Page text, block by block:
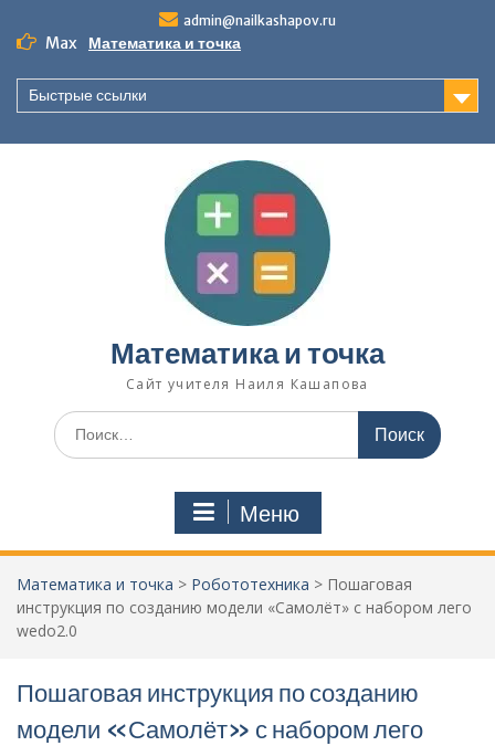
содержимому
admin@nailkashapov.ru
Max Математика и точка
Быстрые ссылки
Математика и точка
Сайт учителя Наиля Кашапова
Поиск
по:
Меню
Математика и точка > Робототехника > Пошаговая
инструкция по созданию модели «Самолёт» с набором лего
wedo2.0
Пошаговая инструкция по созданию
модели «Самолёт» с набором лего